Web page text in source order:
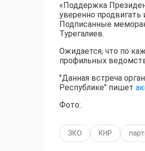
«Поддержка
уверенно
Подписанные
Турегалиев.
Ожидается, что по
профильных
"Данная встреча
Республике" пишет
Фото:.
ЗКО КНР